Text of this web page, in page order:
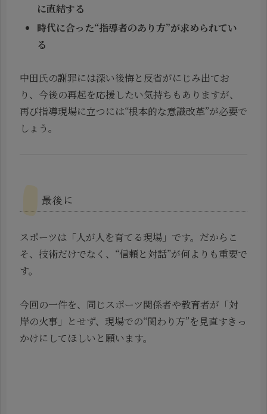
に直結する
時代に合った“指導者のあり方”が求められてい
る
中田氏の謝罪には深い後悔と反省がにじみ出てお
り、今後の再起を応援したい気持ちもありますが、
再び指導現場に立つには“根本的な意識改革”が必要で
しょう。
最後に
スポーツは「人が人を育てる現場」です。だからこ
そ、技術だけでなく、“信頼と対話”が何よりも重要で
す。
今回の一件を、同じスポーツ関係者や教育者が「対
岸の火事」とせず、現場での“関わり方”を見直すきっ
かけにしてほしいと願います。